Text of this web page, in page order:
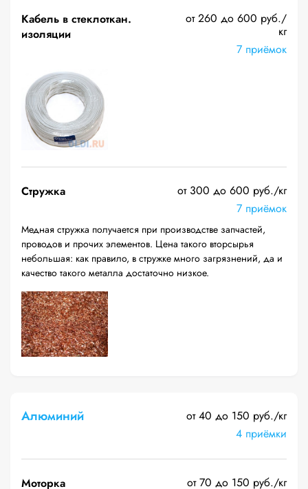
Кабель в стеклоткан.
изоляции
от 260 до 600 руб./
кг
7 приёмок
Стружка
от 300 до 600 руб./кг
7 приёмок
Медная стружка получается при производстве запчастей,
проводов и прочих элементов. Цена такого вторсырья
небольшая: как правило, в стружке много загрязнений, да и
качество такого металла достаточно низкое.
Алюминий
от 40 до 150 руб./кг
4 приёмки
Моторка
от 70 до 150 руб./кг